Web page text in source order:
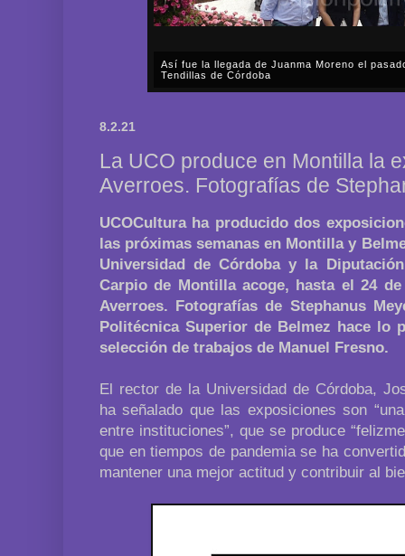
Así fue la llegada de Juanma Moreno el
Tendillas de Córdoba
8.2.21
La UCO produce en Montilla la
Averroes. Fotografías de
UCOCultura ha producido dos
las próximas semanas en Montilla y
Universidad de Córdoba y la
Carpio de Montilla acoge, hasta el 24
Averroes. Fotografías de Stephanus
Politécnica Superior de Belmez hace lo
selección de trabajos de Manuel Fresno.
El rector de la Universidad de Córdoba,
ha señalado que las exposiciones son
entre instituciones”, que se produce
que en tiempos de pandemia se ha
mantener una mejor actitud y contribuir al